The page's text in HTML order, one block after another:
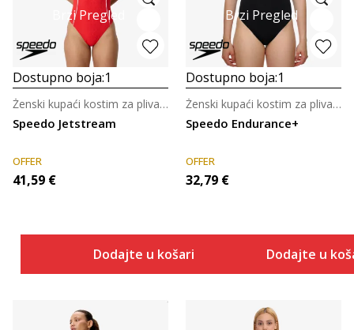
Brzi Pregled
Dostupno boja:1
Speedo Jetstream
Ženski kupaći kostim za plivanje
OFFER
41,59 €
Dodajte u košaricu
Brzi Pregled
Dostupno boja:1
Speedo Endurance+
Ženski kupaći kostim za plivanje
OFFER
32,79 €
Dodajte u